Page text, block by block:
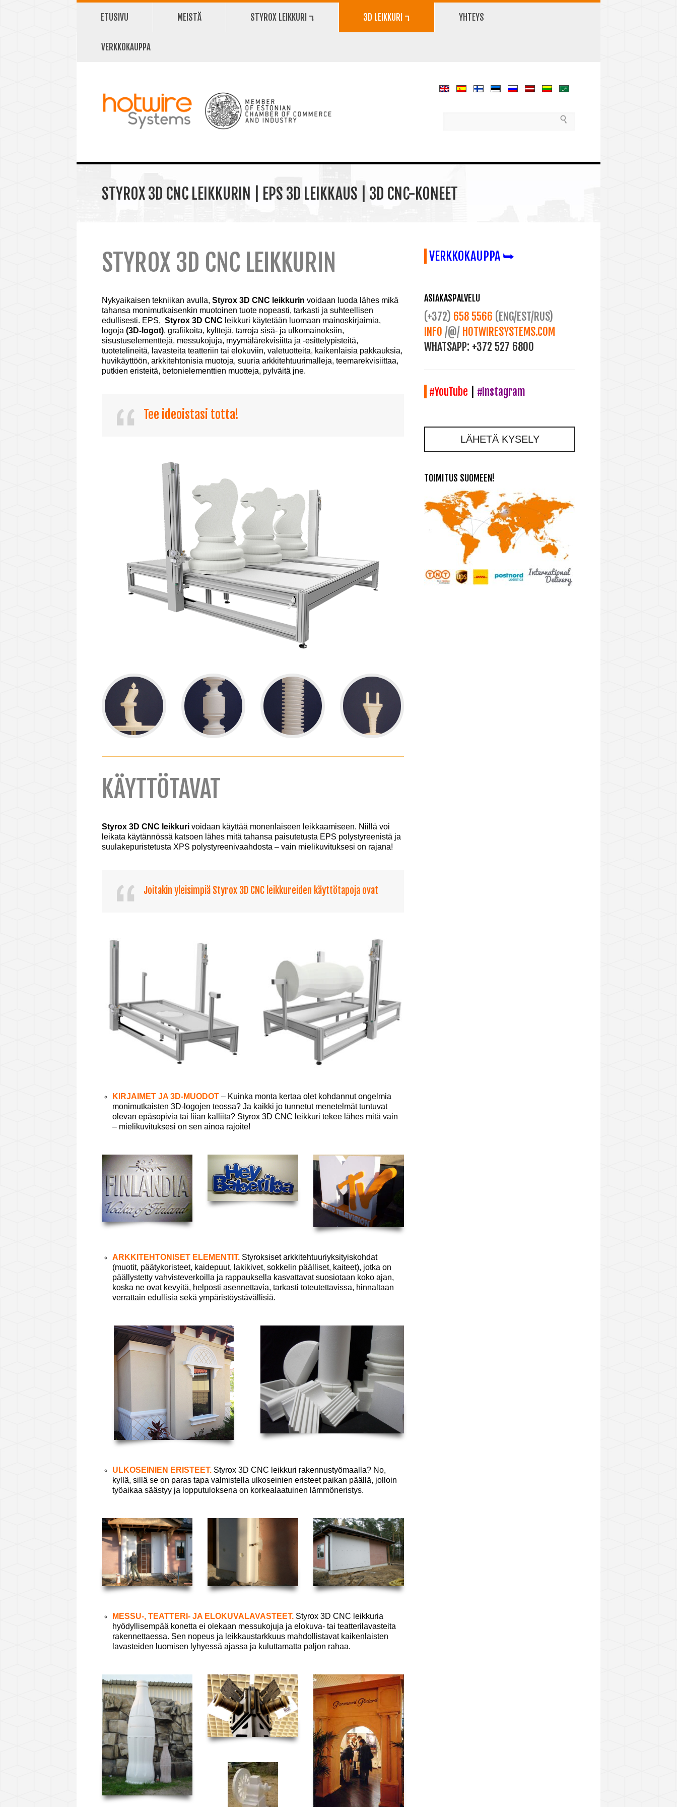
ETUSIVU MEISTÄ STYROX LEIKKURI ⮧ 3D LEIKKURI ⮧ YHTEYS
VERKKOKAUPPA
STYROX 3D CNC LEIKKURIN | EPS 3D LEIKKAUS | 3D CNC-KONEET
STYROX 3D CNC LEIKKURIN
Nykyaikaisen tekniikan avulla, Styrox 3D CNC leikkurin voidaan luoda lähes mikä
tahansa monimutkaisenkin muotoinen tuote nopeasti, tarkasti ja suhteellisen
edullisesti. EPS, Styrox 3D CNC leikkuri käytetään luomaan mainoskirjaimia,
logoja (3D-logot), grafiikoita, kylttejä, tarroja sisä- ja ulkomainoksiin,
sisustuselementtejä, messukojuja, myymälärekvisiitta ja -esittelypisteitä,
tuotetelineitä, lavasteita teatteriin tai elokuviin, valetuotteita, kaikenlaisia pakkauksia,
huvikäyttöön, arkkitehtonisia muotoja, suuria arkkitehtuurimalleja, teemarekvisiittaa,
putkien eristeitä, betonielementtien muotteja, pylväitä jne.
Tee ideoistasi totta!
KÄYTTÖTAVAT
Styrox 3D CNC leikkuri voidaan käyttää monenlaiseen leikkaamiseen. Niillä voi
leikata käytännössä katsoen lähes mitä tahansa paisutetusta EPS polystyreenistä ja
suulakepuristetusta XPS polystyreenivaahdosta – vain mielikuvituksesi on rajana!
Joitakin yleisimpiä Styrox 3D CNC leikkureiden käyttötapoja ovat
KIRJAIMET JA 3D-MUODOT – Kuinka monta kertaa olet kohdannut ongelmia
monimutkaisten 3D-logojen teossa? Ja kaikki jo tunnetut menetelmät tuntuvat
olevan epäsopivia tai liian kalliita? Styrox 3D CNC leikkuri tekee lähes mitä vain
– mielikuvituksesi on sen ainoa rajoite!
ARKKITEHTONISET ELEMENTIT. Styroksiset arkkitehtuuriyksityiskohdat
(muotit, päätykoristeet, kaidepuut, lakikivet, sokkelin päälliset, kaiteet), jotka on
päällystetty vahvisteverkoilla ja rappauksella kasvattavat suosiotaan koko ajan,
koska ne ovat kevyitä, helposti asennettavia, tarkasti toteutettavissa, hinnaltaan
verrattain edullisia sekä ympäristöystävällisiä.
ULKOSEINIEN ERISTEET. Styrox 3D CNC leikkuri rakennustyömaalla? No,
kyllä, sillä se on paras tapa valmistella ulkoseinien eristeet paikan päällä, jolloin
työaikaa säästyy ja lopputuloksena on korkealaatuinen lämmöneristys.
MESSU-, TEATTERI- JA ELOKUVALAVASTEET. Styrox 3D CNC leikkuria
hyödyllisempää konetta ei olekaan messukojuja ja elokuva- tai teatterilavasteita
rakennettaessa. Sen nopeus ja leikkaustarkkuus mahdollistavat kaikenlaisten
lavasteiden luomisen lyhyessä ajassa ja kuluttamatta paljon rahaa.
VERKKOKAUPPA ⮩
ASIAKASPALVELU
(+372) 658 5566 (ENG/EST/RUS)
INFO/@/ HOTWIRESYSTEMS.COM
WHATSAPP: +372 527 6800
#YouTube #Instagram
LÄHETÄ KYSELY
TOIMITUS SUOMEEN!